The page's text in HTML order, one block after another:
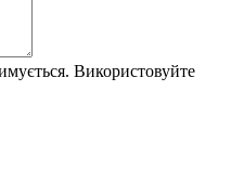
Використовуйте